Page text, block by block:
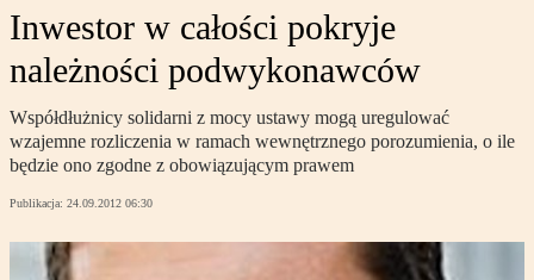
Inwestor w całości pokryje
należności podwykonawców
Współdłużnicy solidarni z mocy ustawy mogą uregulować
wzajemne rozliczenia w ramach wewnętrznego porozumienia, o ile
będzie ono zgodne z obowiązującym prawem
Publikacja: 24.09.2012 06:30